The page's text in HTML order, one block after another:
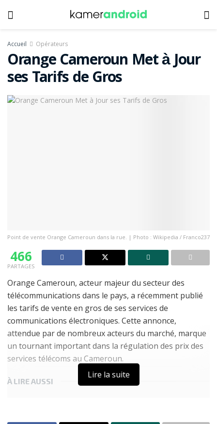
Accueil Opérateurs
Orange Cameroun Met à Jour
ses Tarifs de Gros
Point de vente Orange Cameroun dans la rue. | Photo : Wikipedia / Franco237
466
PARTAGES
Orange Cameroun, acteur majeur du secteur des
télécommunications dans le pays, a récemment publié
les tarifs de vente en gros de ses services de
communications électroniques. Cette annonce,
attendue par de nombreux acteurs du marché, marque
un tournant important dans la régulation des prix des
services télécoms au Cameroun.
À LIRE AUSSI
Lire la suite